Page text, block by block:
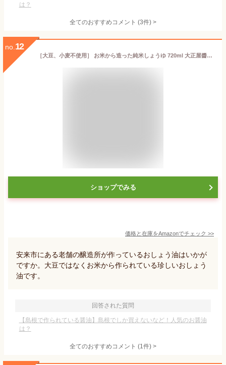
は？
全てのおすすめコメント (3件) >
no. 12
［大豆、小麦不使用］ お米から造った純米しょうゆ 720ml 大正屋醬油 島根県
ショップでみる
価格と在庫をAmazonでチェック >>
安来市にある老舗の醸造所が作っているおしょう油はいかが
ですか。大豆ではなくお米から作られている珍しいおしょう
油です。
回答された質問
【島根で作られている醤油】島根でしか買えないなど！人気のお醤油
は？
全てのおすすめコメント (1件) >